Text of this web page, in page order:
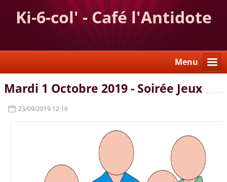
Ki-6-col' - Café l'Antidote
Menu
Mardi 1 Octobre 2019 - Soirée Jeux
23/09/2019 12:16